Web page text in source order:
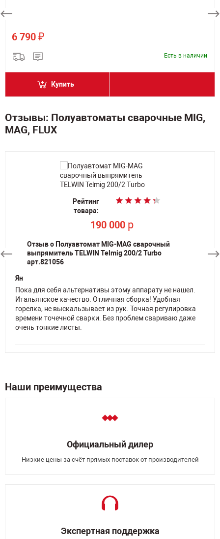
6 790 ₽
Есть в наличии
Купить
Отзывы: Полуавтоматы сварочные MIG,
MAG, FLUX
Рейтинг
товара:
190 000 p
Отзыв о Полуавтомат MIG-MAG сварочный
выпрямитель TELWIN Telmig 200/2 Turbo
арт.821056
Ян
Пока для себя альтернативы этому аппарату не нашел.
Итальянское качество. Отличная сборка! Удобная
горелка, не выскальзывает из рук. Точная регулировка
времени точечной сварки. Без проблем свариваю даже
очень тонкие листы.
Рейтинг
товара:
190 000 p
Рейтинг
товара:
28 780p
Наши преимущества
Официальный дилер
Низкие цены за счёт прямых поставок от производителей
Экспертная поддержка